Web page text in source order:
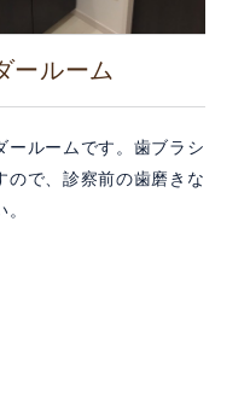
ールーム
ールームです。歯ブラシ
ので、診察前の歯磨きな